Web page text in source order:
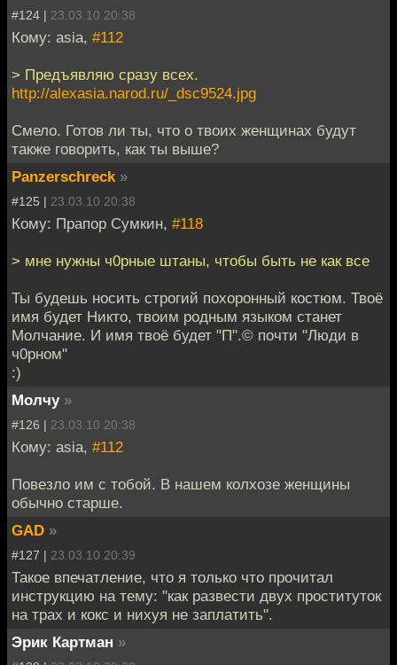
#124 | 23.03.10 20:38
Кому: asia, #112
> Предъявляю сразу всех.
http://alexasia.narod.ru/_dsc9524.jpg
Смело. Готов ли ты, что о твоих женщинах будут
также говорить, как ты выше?
Panzerschreck »
#125 | 23.03.10 20:38
Кому: Прапор Сумкин, #118
> мне нужны ч0рные штаны, чтобы быть не как все
Ты будешь носить строгий похоронный костюм. Твоё
имя будет Никто, твоим родным языком станет
Молчание. И имя твоё будет "П".© почти "Люди в
ч0рном"
:)
Молчу »
#126 | 23.03.10 20:38
Кому: asia, #112
Повезло им с тобой. В нашем колхозе женщины
обычно старше.
GAD »
#127 | 23.03.10 20:39
Такое впечатление, что я только что прочитал
инструкцию на тему: "как развести двух проституток
на трах и кокс и нихуя не заплатить".
Эрик Картман »